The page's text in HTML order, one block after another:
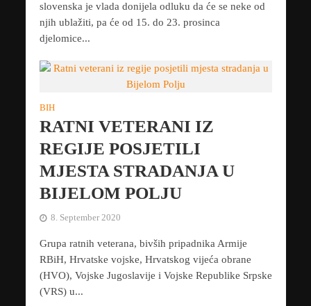
slovenska je vlada donijela odluku da će se neke od
njih ublažiti, pa će od 15. do 23. prosinca
djelomice...
BIH
RATNI VETERANI IZ
REGIJE POSJETILI
MJESTA STRADANJA U
BIJELOM POLJU
8. September 2020
Grupa ratnih veterana, bivših pripadnika Armije
RBiH, Hrvatske vojske, Hrvatskog vijeća obrane
(HVO), Vojske Jugoslavije i Vojske Republike Srpske
(VRS) u...